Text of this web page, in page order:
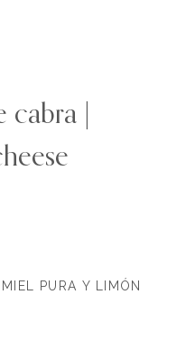
cabra |
PURA Y LIMÓN